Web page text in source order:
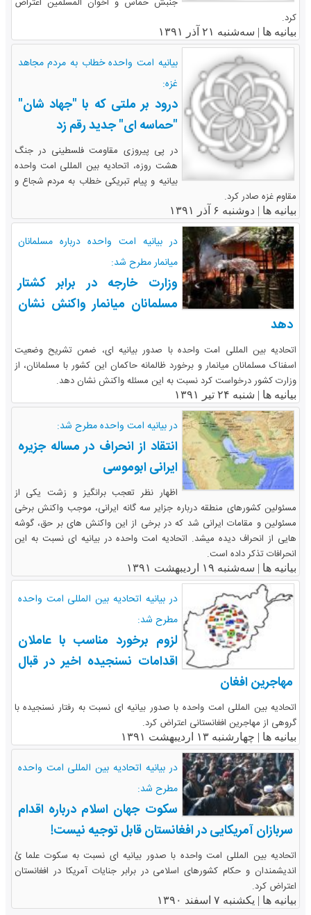
کرد.
بیانیه ها | سه‌شنبه ۲۱ آذر ۱۳۹۱
بیانیه امت واحده خطاب به مردم مجاهد
غزه:
درود بر ملتی که با "جهاد شان"
"حماسه ای" جدید رقم زد
در پی پیروزی مقاومت فلسطینی در جنگ
هشت روزه، اتحادیه بین المللی امت واحده
بیانیه و پیام تبریکی خطاب به مردم شجاع و
مقاوم غزه صادر کرد.
بیانیه ها | دوشنبه ۶ آذر ۱۳۹۱
در بیانیه امت واحده درباره مسلمانان
میانمار مطرح شد:
وزارت خارجه در برابر کشتار
مسلمانان میانمار واکنش نشان
دهد
اتحادیه بین المللی امت واحده با صدور بیانیه ای، ضمن تشریح وضعیت
اسفناک مسلمانان میانمار و برخورد ظالمانه حاکمان این کشور با مسلمانان، از
وزارت کشور درخواست کرد نسبت به این مسئله واکنش نشان دهد.
بیانیه ها | شنبه ۲۴ تیر ۱۳۹۱
در بیانیه امت واحده مطرح شد:
انتقاد از انحراف در مساله جزیره
ایرانی ابوموسی
اظهار نظر تعجب برانگیز و زشت یکی از
مسئولین کشورهای منطقه درباره جزایر سه گانه ایرانی، موجب واکنش برخی
مسئولین و مقامات ایرانی شد که در برخی از این واکنش های بر حق، گوشه
هایی از انحراف دیده میشد. اتحادیه امت واحده در بیانیه ای نسبت به این
انحرافات تذکر داده است.
بیانیه ها | سه‌شنبه ۱۹ اردیبهشت ۱۳۹۱
در بیانیه اتحادیه بین المللی امت واحده
مطرح شد:
لزوم برخورد مناسب با عاملان
اقدامات نسنجیده اخیر در قبال
مهاجرین افغان
اتحادیه بین المللی امت واحده با صدور بیانیه ای نسبت به رفتار نسنجیده با
گروهی از مهاجرین افغانستانی اعتراض کرد.
بیانیه ها | چهارشنبه ۱۳ اردیبهشت ۱۳۹۱
در بیانیه اتحادیه بین المللی امت واحده
مطرح شد:
سکوت جهان اسلام درباره اقدام
سربازان آمریکایی در افغانستان قابل توجیه نیست!
اتحادیه بین المللی امت واحده با صدور بیانیه ای نسبت به سکوت علما ئ
اندیشمندان و حکام کشورهای اسلامی در برابر جنایات آمریکا در افغانستان
اعتراض کرد.
بیانیه ها | یکشنبه ۷ اسفند ۱۳۹۰